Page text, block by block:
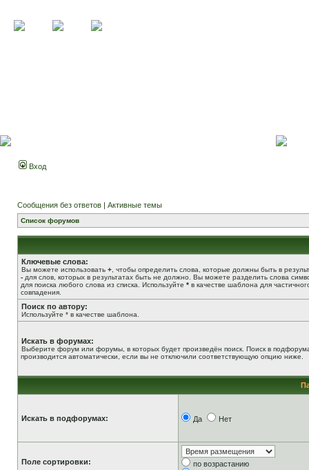
Вход
Сообщения без ответов | Активные темы
Список форумов
Ключевые слова:
Вы можете использовать + , чтобы определить слова, которые должны быть в
- для слов, которых в результатах быть не должно. Вы можете разделить слова
для поиска любого слова из списка. Используйте * в качестве шаблона для
совпадения.
Поиск по автору:
Используйте * в качестве шаблона.
Искать в форумах:
Выберите форум или форумы, в которых будет произведён поиск. Поиск в
производится автоматически, если вы не отключили соответствующую опцию ниже.
Искать в подфорумах: Да Нет
Поле сортировки:
по возрастанию